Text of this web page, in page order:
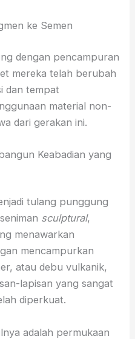
ke Semen
dengan pencampuran
mereka telah berubah
dan tempat
material non-
dari gerakan ini.
Keabadian yang
tulang punggung
sculptural,
menawarkan
mencampurkan
atau debu vulkanik,
lapisan yang sangat
diperkuat.
adalah permukaan